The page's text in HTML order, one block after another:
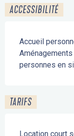
ACCESSIBILITÉ
Accueil
personnes en
TARIFS
Location court